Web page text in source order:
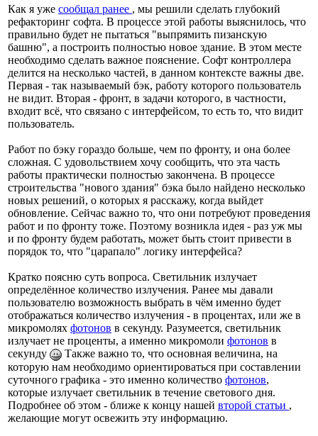
Как я уже сообщал ранее , мы решили сделать глубокий
рефакторинг софта. В процессе этой работы выяснилось, что
правильно будет не пытаться "выпрямить пизанскую
башню", а построить полностью новое здание. В этом месте
необходимо сделать важное пояснение. Софт контроллера
делится на несколько частей, в данном контексте важны две.
Первая - так называемый бэк, работу которого пользователь
не видит. Вторая - фронт, в задачи которого, в частности,
входит всё, что связано с интерфейсом, то есть то, что видит
пользователь.
Работ по бэку гораздо больше, чем по фронту, и она более
сложная. С удовольствием хочу сообщить, что эта часть
работы практически полностью закончена. В процессе
строительства "нового здания" бэка было найдено несколько
новых решений, о которых я расскажу, когда выйдет
обновление. Сейчас важно то, что они потребуют проведения
работ и по фронту тоже. Поэтому возникла идея - раз уж мы
и по фронту будем работать, может быть стоит привести в
порядок то, что "царапало" логику интерфейса?
Кратко поясню суть вопроса. Светильник излучает
определённое количество излучения. Ранее мы давали
пользователю возможность выбрать в чём именно будет
отображаться количество излучения - в процентах, или же в
микромолях фотонов в секунду. Разумеется, светильник
излучает не проценты, а именно микромоли фотонов в
секунду
Также важно то, что основная величина, на
которую нам необходимо ориентироваться при составлении
суточного графика - это именно количество фотонов,
которые излучает светильник в течение светового дня.
Подробнее об этом - ближе к концу нашей второй статьи ,
желающие могут освежить эту информацию.